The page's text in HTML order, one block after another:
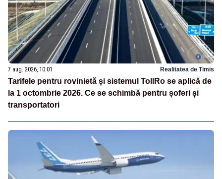
7 aug. 2026, 10:01 Realitatea de Timis
Tarifele pentru rovinietă și sistemul TollRo se aplică de
la 1 octombrie 2026. Ce se schimbă pentru șoferi și
transportatori